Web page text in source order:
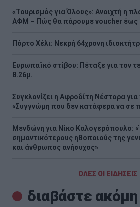
«Τουρισμός για Όλους»: Ανοιχτή η
ΑΦΜ – Πώς θα πάρουμε voucher έως
Πόρτο Χέλι: Νεκρή 64χρονη
Ευρωπαϊκό στίβου: Πέταξε για τον
8.26μ.
Συγκλονίζει η Αφροδίτη Νέστορα για
«Συγγνώμη που δεν κατάφερα να σε
Μενδώνη για Νίκο Καλογερόπουλο:
σημαντικότερους ηθοποιούς της
και άνθρωπος ανήσυχος»
ΟΛΕΣ ΟΙ ΕΙΔΗΣΕΙΣ
διαβάστε ακόμη